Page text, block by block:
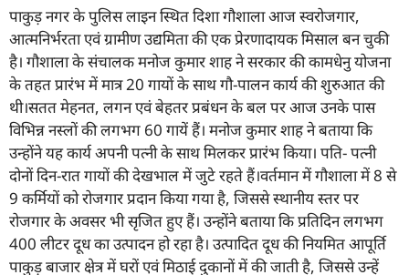
पाकुड़ नगर के पुलिस लाइन स्थित दिशा गौशाला आज स्वरोजगार,
आत्मनिर्भरता एवं ग्रामीण उद्यमिता की एक प्रेरणादायक मिसाल बन चुकी
है। गौशाला के संचालक मनोज कुमार शाह ने सरकार की कामधेनु योजना
के तहत प्रारंभ में मात्र 20 गायों के साथ गौ-पालन कार्य की शुरुआत की
थी।सतत मेहनत, लगन एवं बेहतर प्रबंधन के बल पर आज उनके पास
विभिन्न नस्लों की लगभग 60 गायें हैं। मनोज कुमार शाह ने बताया कि
उन्होंने यह कार्य अपनी पत्नी के साथ मिलकर प्रारंभ किया। पति- पत्नी
दोनों दिन-रात गायों की देखभाल में जुटे रहते हैं।वर्तमान में गौशाला में 8 से
9 कर्मियों को रोजगार प्रदान किया गया है, जिससे स्थानीय स्तर पर
रोजगार के अवसर भी सृजित हुए हैं। उन्होंने बताया कि प्रतिदिन लगभग
400 लीटर दूध का उत्पादन हो रहा है। उत्पादित दूध की नियमित आपूर्ति
पाकुड़ बाजार क्षेत्र में घरों एवं मिठाई दुकानों में की जाती है, जिससे उन्हें